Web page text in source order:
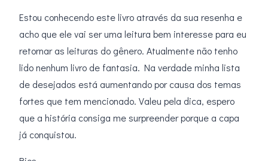
Estou conhecendo este livro através da sua resenha e
acho que ele vai ser uma leitura bem interesse para eu
retornar as leituras do gênero. Atualmente não tenho
lido nenhum livro de fantasia. Na verdade minha lista
de desejados está aumentando por causa dos temas
fortes que tem mencionado. Valeu pela dica, espero
que a história consiga me surpreender porque a capa
já conquistou.